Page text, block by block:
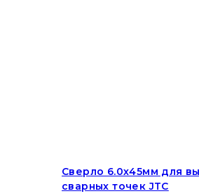
Сверло 6.0х45мм для
сварных точек JTC